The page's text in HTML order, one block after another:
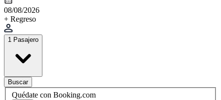
08/08/2026
+ Regreso
1 Pasajero
Buscar
Quédate con Booking.com